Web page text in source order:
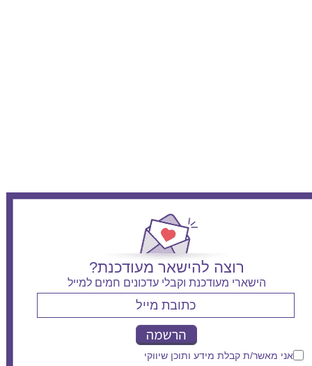
רוצה להישאר מעודכנת?
הישארי מעודכנת וקבלי עדכונים חמים למייל
אני מאשר/ת קבלת מידע ותוכן שיווקי